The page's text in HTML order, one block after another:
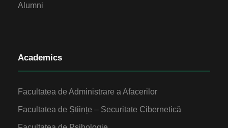
Alumni
Academics
Facultatea de Administrare a Afacerilor
Facultatea de Științe – Securitate Cibernetică